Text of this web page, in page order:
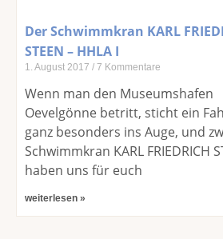
Der Schwimmkran KARL
STEEN – HHLA I
1. August 2017 7 Kommentare
Wenn man den Museumshafen
Oevelgönne betritt, sticht ein
ganz besonders ins Auge, und
Schwimmkran KARL FRIEDRICH
haben uns für euch
weiterlesen »